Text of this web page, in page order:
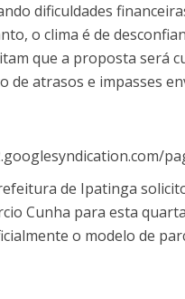
dificuldades
o clima é de
que a proposta será
de atrasos e impasses
de Ipatinga
Cunha para esta
o modelo de